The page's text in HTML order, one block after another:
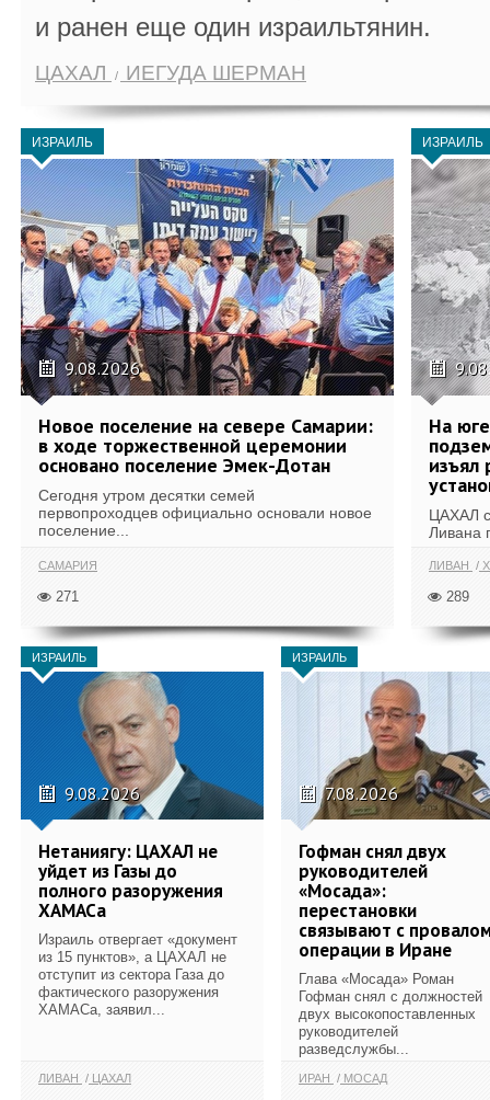
и ранен еще один израильтянин.
ЦАХАЛ ИЕГУДА ШЕРМАН
ИЗРАИЛЬ
9.08.2026
Новое поселение на севере Самарии:
в ходе торжественной церемонии
основано поселение Эмек-Дотан
Сегодня утром десятки семей
первопроходцев официально основали новое
поселение...
САМАРИЯ
271
ИЗРАИЛЬ
На
изъял
ЦАХАЛ
Ливана
ЛИВАН
289
ИЗРАИЛЬ
9.08.2026
Нетаниягу: ЦАХАЛ не
уйдет из Газы до
полного разоружения
ХАМАСа
Израиль отвергает «документ
из 15 пунктов», а ЦАХАЛ не
отступит из сектора Газа до
фактического разоружения
ХАМАСа, заявил...
ЛИВАН ЦАХАЛ
ИЗРАИЛЬ
7.08.2026
Гофман снял двух
руководителей
«Мосада»:
перестановки
связывают с
операции в Иране
Глава «Мосада» Роман
Гофман снял с должностей
двух высокопоставленных
руководителей
разведслужбы...
ИРАН МОСАД